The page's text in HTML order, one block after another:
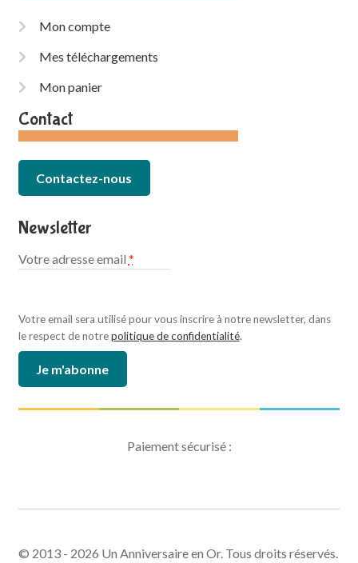
Mon compte
Mes téléchargements
Mon panier
Contact
Contactez-nous
Newsletter
Votre adresse email *
Votre email sera utilisé pour vous inscrire à notre newsletter, dans
le respect de notrepolitique de confidentialité.
Paiement sécurisé :
© 2013 - 2026 Un Anniversaire en Or. Tous droits réservés.